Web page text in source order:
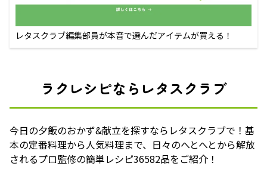
レタスクラブ編集部員が本音で選んだアイテムが買える！
ラクレシピならレタスクラブ
今日の夕飯のおかず&献立を探すならレタスクラブで！基
本の定番料理から人気料理まで、日々のへとへとから解放
されるプロ監修の簡単レシピ36582品をご紹介！